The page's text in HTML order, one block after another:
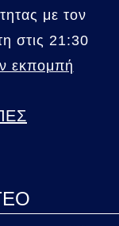
με τον
στις 21:30
εκπομπή